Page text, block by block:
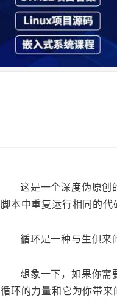
这是一个深度伪原创
脚本中重复运行相同的代
循环是一种与生俱来
想象一下，如果你需
循环的力量和它为你带来